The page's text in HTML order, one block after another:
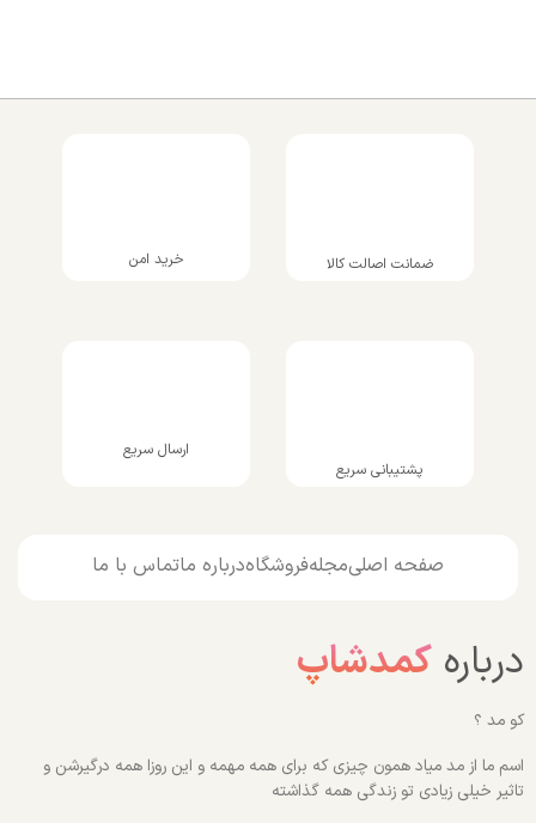
ضمانت اصالت کالا خرید امن
پشتیبانی سریع
ارسال سریع
صفحه اصلیمجلهفروشگاهدرباره ماتماس با ما
درباره کمدشاپ
کو مد ؟
اسم ما از مد میاد همون چیزی که برای همه مهمه و این روزا همه درگیرشن و
تاثیر خیلی زیادی تو زندگی همه گذاشته